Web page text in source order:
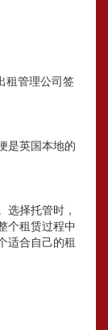
租管理公司签
是英国本地的
选择托管时，
个租赁过程中
适合自己的租